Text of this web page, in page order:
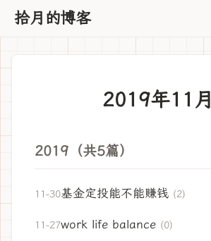
拾月的博客
2019年11月
2019（共5篇）
11-30基金定投能不能赚钱 (2)
11-27work life balance (0)